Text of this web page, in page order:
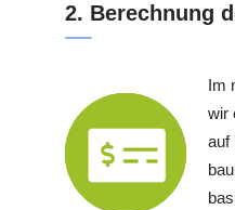
2. Berechnung
Im
wir
auf